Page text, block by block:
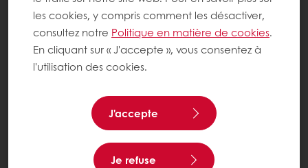
les cookies, y compris comment les désactiver,
consultez notre Politique en matière de cookies.
En cliquant sur « J'accepte », vous consentez à
l'utilisation des cookies.
J'accepte
Je refuse